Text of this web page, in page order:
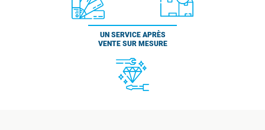
UN SERVICE APRÈS
VENTE SUR MESURE